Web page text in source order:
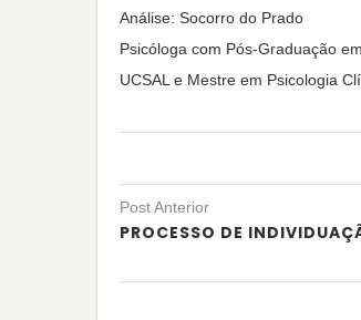
Análise: Socorro do Prado
Psicóloga com Pós-Graduação
UCSAL e Mestre em Psicologia
Post Anterior
PROCESSO DE